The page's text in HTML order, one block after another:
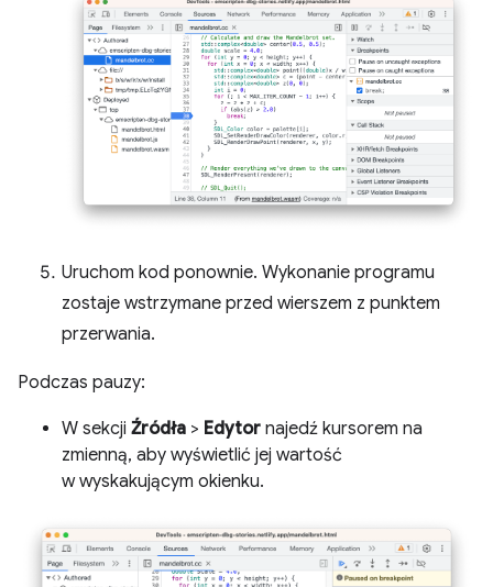
Uruchom kod ponownie. Wykonanie programu
zostaje wstrzymane przed wierszem z punktem
przerwania.
Podczas pauzy:
W sekcji Źródła > Edytor najedź kursorem na
zmienną, aby wyświetlić jej wartość
w wyskakującym okienku.